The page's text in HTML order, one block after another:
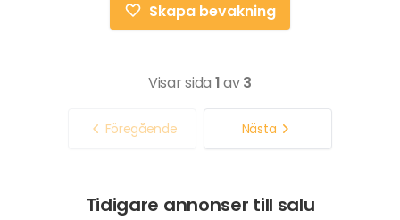
Skapa bevakning
Visar sida 1av3
Föregående Nästa
Tidigare annonser till salu